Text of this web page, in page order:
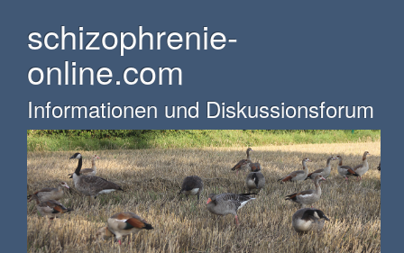
main
content
schizophrenie-
online.com
Informationen und Diskussionsforum